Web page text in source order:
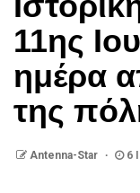
11ης
ημέρα
της
Antenna-Star 6